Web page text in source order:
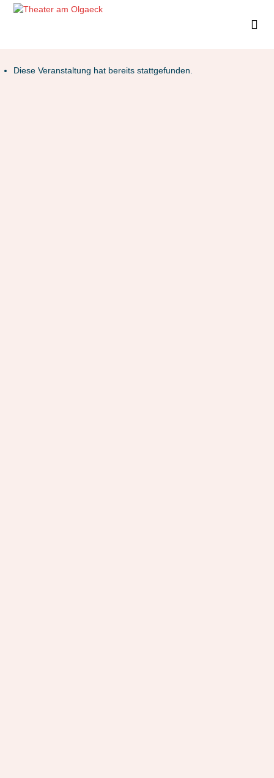
Diese Veranstaltung hat bereits stattgefunden.